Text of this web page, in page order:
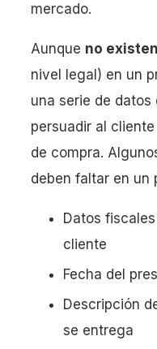
mercado.
Aunque no
nivel legal) en un
una serie de datos
persuadir al
de compra.
deben faltar en un
Datos
cliente
Fecha del
Descripción
se entrega